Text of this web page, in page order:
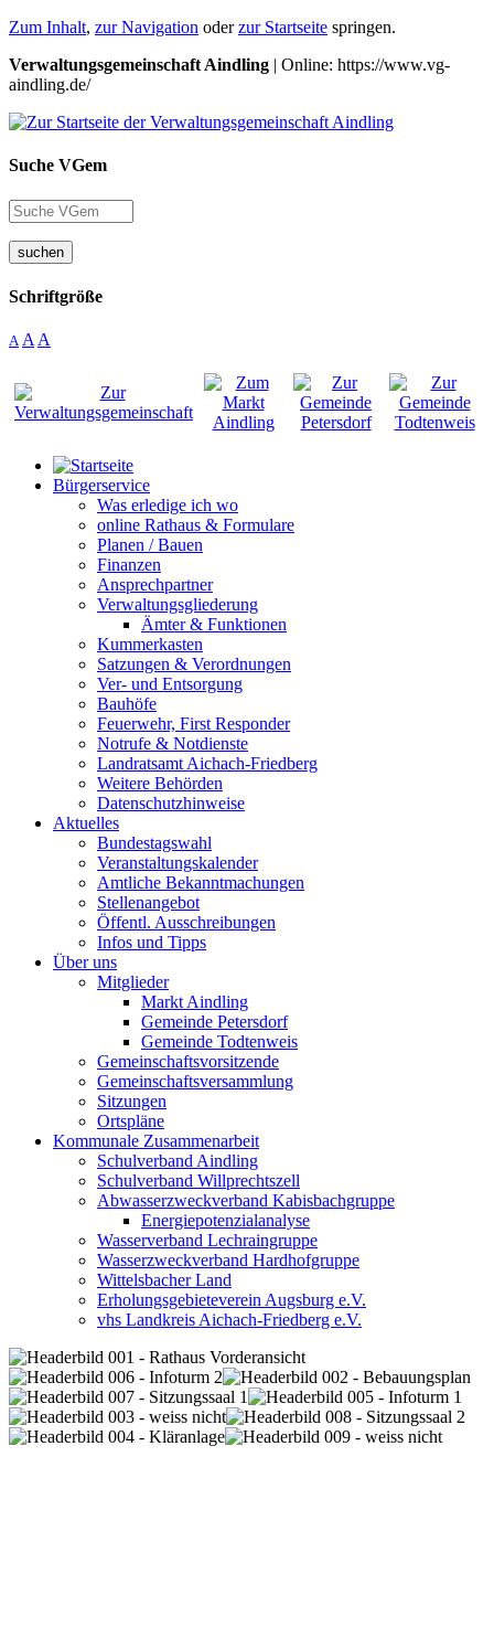
Zum Inhalt, zur Navigation oderzur Startseite springen.
Verwaltungsgemeinschaft Aindling | Online: https://www.vg-
aindling.de/
Suche VGem
suchen
Schriftgröße
A A A
Bürgerservice
Was erledige ich wo
online Rathaus & Formulare
Planen / Bauen
Finanzen
Ansprechpartner
Verwaltungsgliederung
Ämter & Funktionen
Kummerkasten
Satzungen & Verordnungen
Ver- und Entsorgung
Bauhöfe
Feuerwehr, First Responder
Notrufe & Notdienste
Landratsamt Aichach-Friedberg
Weitere Behörden
Datenschutzhinweise
Aktuelles
Bundestagswahl
Veranstaltungskalender
Amtliche Bekanntmachungen
Stellenangebot
Öffentl. Ausschreibungen
Infos und Tipps
Über uns
Mitglieder
Markt Aindling
Gemeinde Petersdorf
Gemeinde Todtenweis
Gemeinschaftsvorsitzende
Gemeinschaftsversammlung
Sitzungen
Ortspläne
Kommunale Zusammenarbeit
Schulverband Aindling
Schulverband Willprechtszell
Abwasserzweckverband Kabisbachgruppe
Energiepotenzialanalyse
Wasserverband Lechraingruppe
Wasserzweckverband Hardhofgruppe
Wittelsbacher Land
Erholungsgebieteverein Augsburg e.V.
vhs Landkreis Aichach-Friedberg e.V.